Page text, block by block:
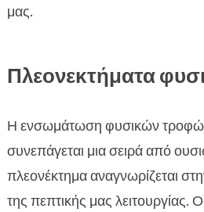
μας.
Πλεονεκτήματα
Η ενσωμάτωση φυσικών
συνεπάγεται μια σειρά από
πλεονέκτημα αναγνωρίζεται
της πεπτικής μας λειτουργίας.